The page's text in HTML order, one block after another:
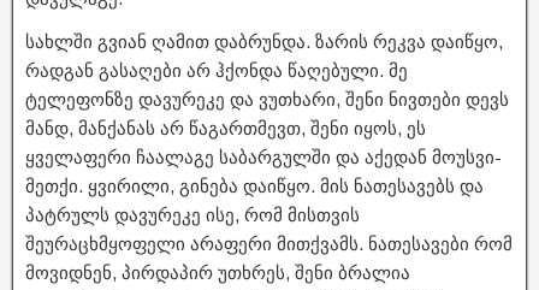
სახლში გვიან ღამით დაბრუნდა. ზარის რეკვა დაიწყო,
რადგან გასაღები არ ჰქონდა წაღებული. მე
ტელეფონზე დავურეკე და ვუთხარი, შენი ნივთები დევს
მანდ, მანქანას არ წაგართმევთ, შენი იყოს, ეს
ყველაფერი ჩაალაგე საბარგულში და აქედან მოუსვი-
მეთქი. ყვირილი, გინება დაიწყო. მის ნათესავებს და
პატრულს დავურეკე ისე, რომ მისთვის
შეურაცხმყოფელი არაფერი მითქვამს. ნათესავები რომ
მოვიდნენ, პირდაპირ უთხრეს, შენი ბრალია